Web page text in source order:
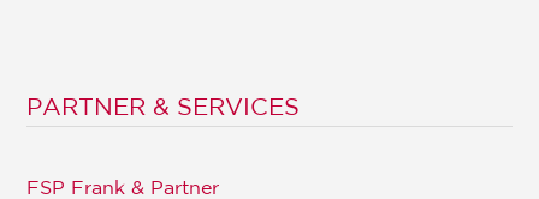
PARTNER & SERVICES
FSP Frank & Partner